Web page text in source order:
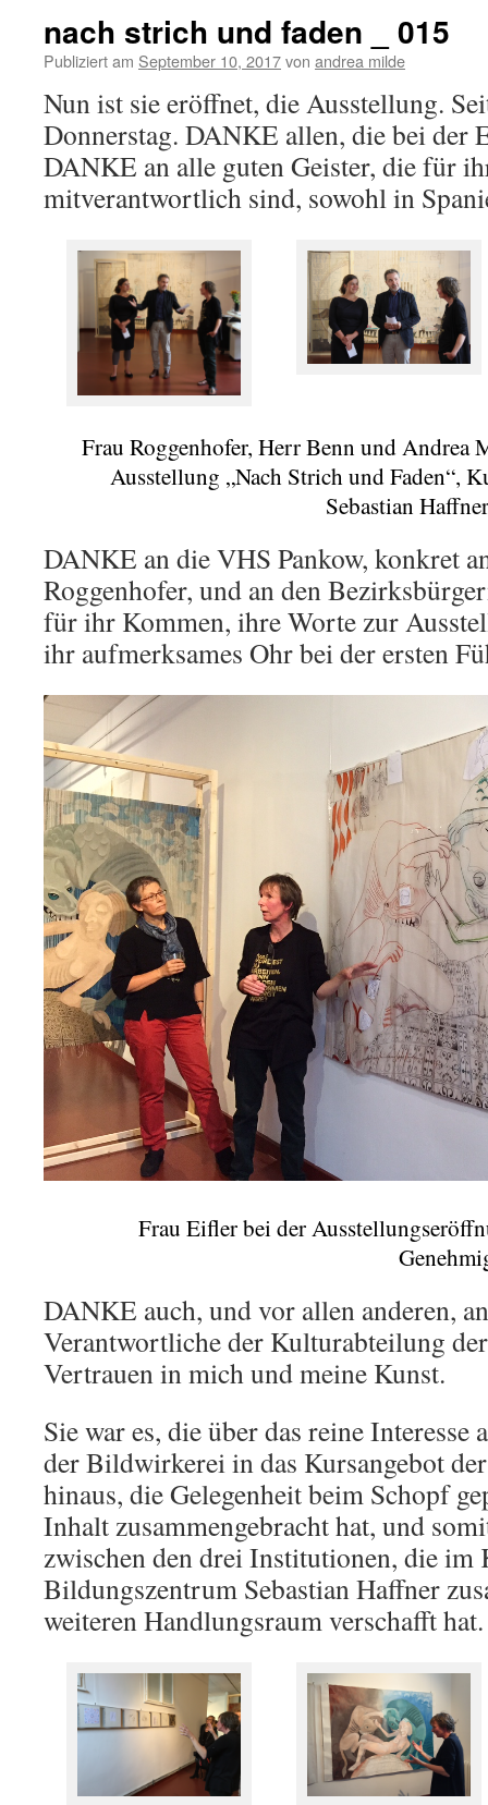
nach strich und faden _ 015
Publiziert am September 10, 2017von andrea milde
Nun ist sie eröffnet, die Ausstellung.
Donnerstag. DANKE allen, die bei der
DANKE an alle guten Geister, die für
mitverantwortlich sind, sowohl in
Frau Roggenhofer, Herr Benn und Andrea
Ausstellung „Nach Strich und Faden“,
Sebastian
DANKE an die VHS Pankow, konkret
Roggenhofer, und an den
für ihr Kommen, ihre Worte zur
ihr aufmerksames Ohr bei der ersten
Frau Eifler bei der
DANKE auch, und vor allen anderen,
Verantwortliche der Kulturabteilung
Vertrauen in mich und meine Kunst.
Sie war es, die über das reine
der Bildwirkerei in das Kursangebot
hinaus, die Gelegenheit beim Schopf
Inhalt zusammengebracht hat, und
zwischen den drei Institutionen, die im
Bildungszentrum Sebastian Haffner
weiteren Handlungsraum verschafft hat.